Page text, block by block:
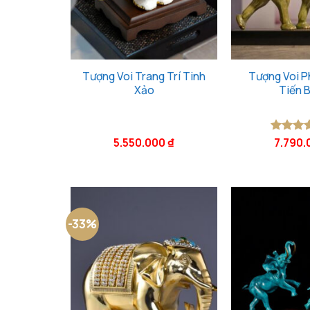
Tượng Voi Trang Trí Tinh
Xảo
5.550.000₫
Tượng Voi
Tiến
Được
-33%